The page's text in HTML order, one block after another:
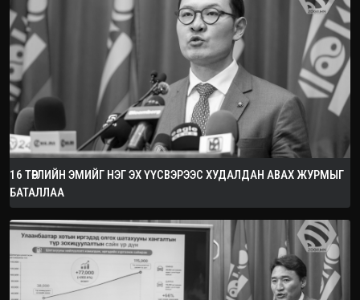
16 ТӨРЛИЙН ЭМИЙГ НЭГ ЭХ ҮҮСВЭРЭЭС ХУДАЛДАН АВАХ ЖУРМЫГ
БАТАЛЛАА